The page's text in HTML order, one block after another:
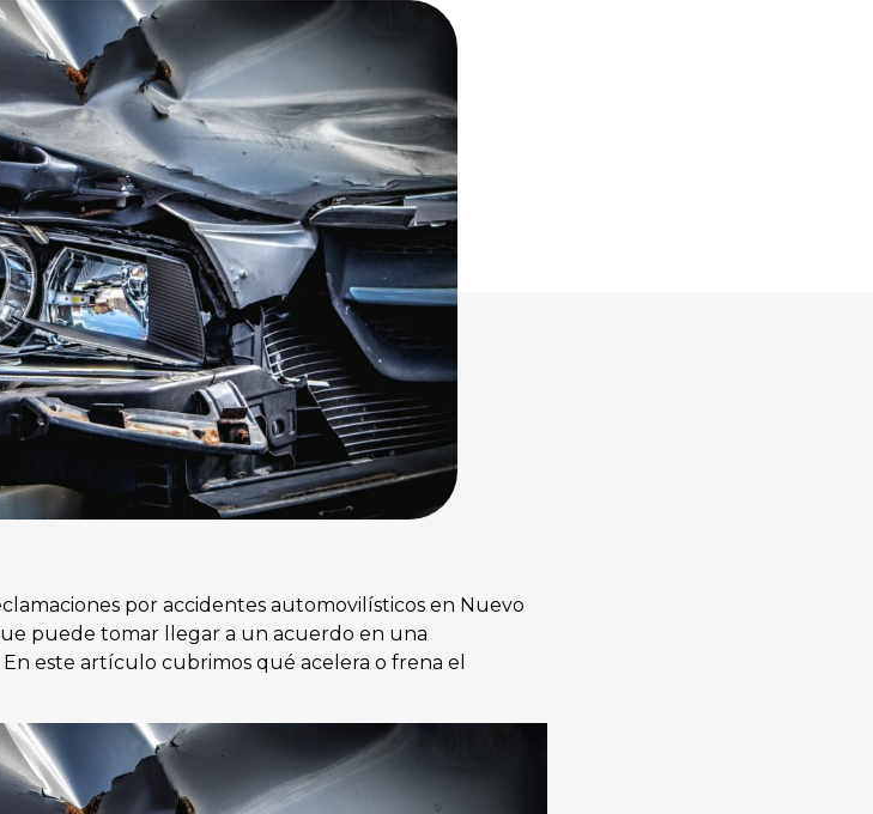
por accidentes automovilísticos en Nuevo
puede tomar llegar a un acuerdo en una
este artículo cubrimos qué acelera o frena el